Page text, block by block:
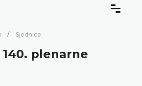
Sjednice
plenarne